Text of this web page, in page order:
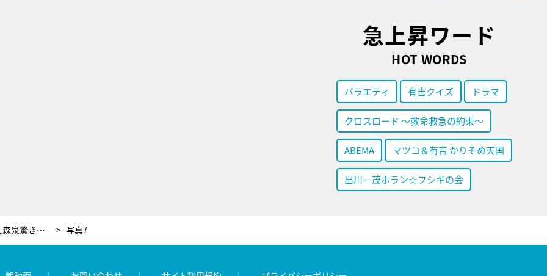
急上昇ワード
HOT WORDS
バラエティ 有吉クイズ ドラマ
クロスロード ～救命救急の約束～
ABEMA マツコ＆有吉 かりそめ天国
出川一茂ホラン☆フシギの会
数々のコレクションが並ぶ大豪邸に森泉驚き「美術館みたい！」“赤”と“鉄”に関係する家主の職業とは 写真7